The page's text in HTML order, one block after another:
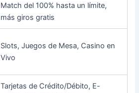
Match del 100% hasta un límite,
más giros gratis
Slots, Juegos de Mesa, Casino en
Vivo
Tarjetas de Crédito/Débito, E-